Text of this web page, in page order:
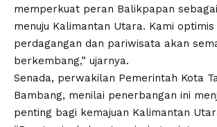
memperkuat peran Balikpapan
menuju Kalimantan Utara. Kami
perdagangan dan pariwisata akan
berkembang,” ujarnya.
Senada, perwakilan Pemerintah Kota
Bambang, menilai penerbangan ini
penting bagi kemajuan Kalimantan